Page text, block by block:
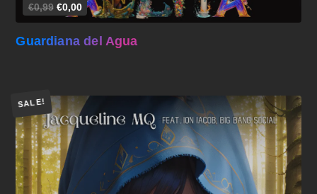
€0,99 €0,00
Guardiana del Agua
SALE!